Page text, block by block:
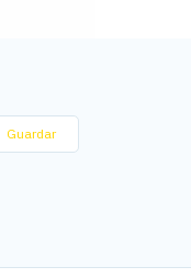
Guardar